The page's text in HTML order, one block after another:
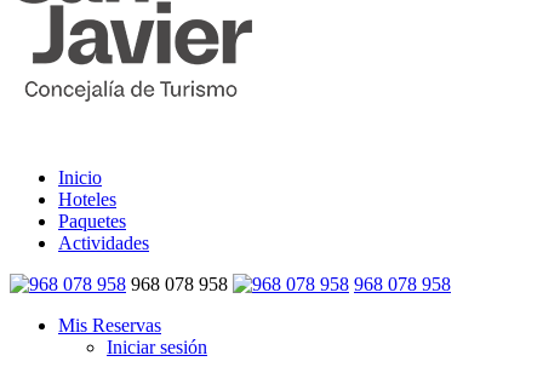
Inicio
Hoteles
Paquetes
Actividades
968 078 958
968 078 958
Mis Reservas
Iniciar sesión